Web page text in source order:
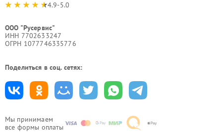
Мы принимаем
все формы оплаты
4.9-5.0
ООО "Русервис"
ИНН 7702633247
ОГРН 1077746335776
Поделиться в соц. сетях: